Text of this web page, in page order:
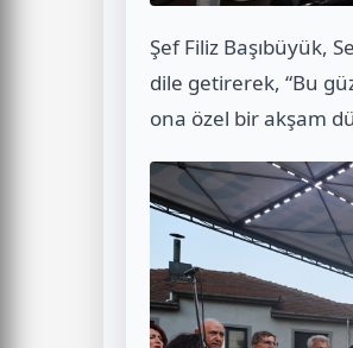
Şef Filiz Başıbüyük,
dile getirerek, “Bu
ona özel bir akşam